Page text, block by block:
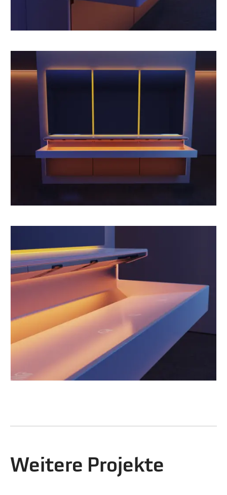
Weitere Projekte